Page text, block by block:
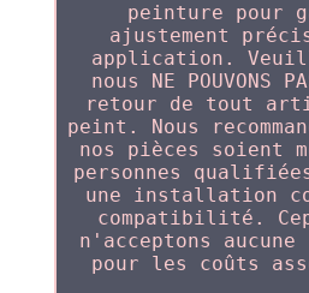
peinture pour
ajustement
application.
nous NE POUVONS
retour de tout
peint. Nous
nos pièces soient
personnes
une installation
compatibilité.
n'acceptons
pour les coûts